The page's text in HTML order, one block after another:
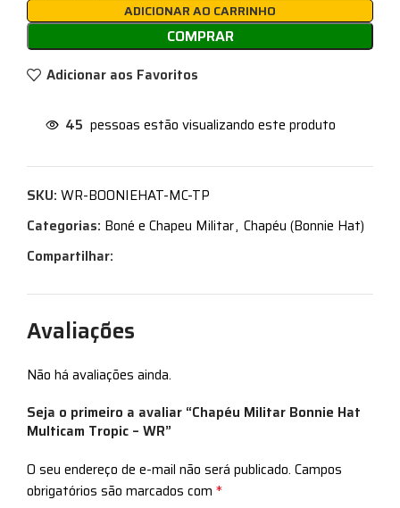
ADICIONAR AO CARRINHO
COMPRAR
Adicionar aos Favoritos
45 pessoas estão visualizando este produto
SKU: WR-BOONIEHAT-MC-TP
Categorias: Boné e Chapeu Militar, Chapéu (Bonnie Hat)
Compartilhar:
Avaliações
Não há avaliações ainda.
Seja o primeiro a avaliar “Chapéu Militar Bonnie Hat
Multicam Tropic – WR”
O seu endereço de e-mail não será publicado. Campos
obrigatórios são marcados com *